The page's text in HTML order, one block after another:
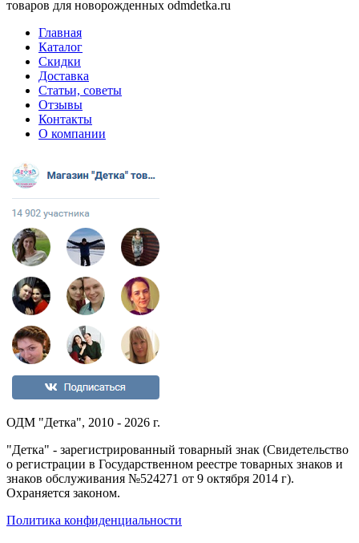
товаров для новорожденных odmdetka.ru
Главная
Каталог
Скидки
Доставка
Статьи, советы
Отзывы
Контакты
О компании
ОДМ "Детка", 2010 - 2026 г.
"Детка" - зарегистрированный товарный знак (Свидетельство
о регистрации в Государственном реестре товарных знаков и
знаков обслуживания №524271 от 9 октября 2014 г).
Охраняется законом.
Политика конфиденциальности